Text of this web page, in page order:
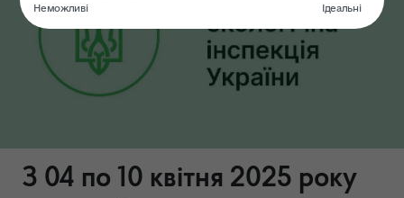
З 04 по 10 квітня 2025 року